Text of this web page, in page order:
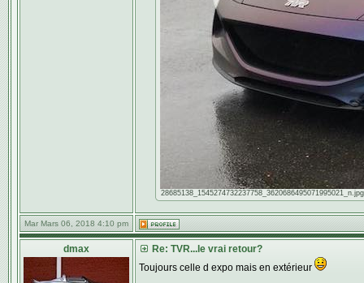
Mar Mars 06, 2018 4:10 pm
dmax
Re: TVR...le vrai retour?
Toujours celle d expo mais en extérieur